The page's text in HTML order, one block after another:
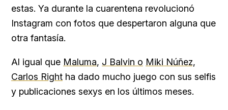
estas. Ya durante la cuarentena revolucionó
Instagram con fotos que despertaron alguna que
otra fantasía.
Al igual que Maluma, J Balvin o Miki Núñez,
Carlos Right ha dado mucho juego con sus selfis
y publicaciones sexys en los últimos meses.